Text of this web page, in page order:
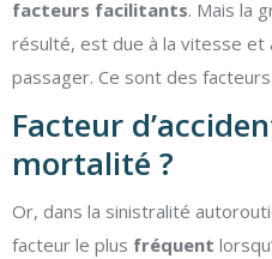
facteurs facilitants. Mais la
résulté, est due à la vitesse et
passager. Ce sont des
Facteur
mortalité ?
Or, dans la sinistralité
facteur le plus fréquent